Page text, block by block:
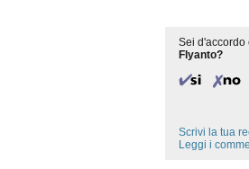
Sei d'accordo
Flyanto?
Scrivi la tua
Leggi i